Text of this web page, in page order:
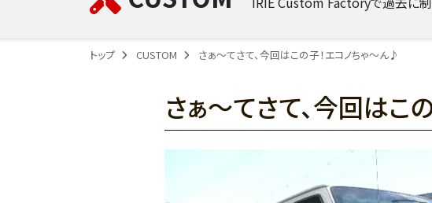
トップ CUSTOM さぁ～てさて、今回はこの子！エコノちゃ～ん♪
さぁ～てさて、今回はこ